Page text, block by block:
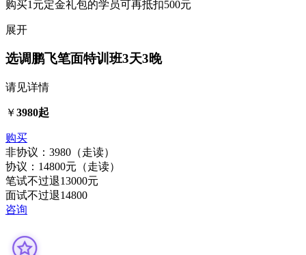
购买1元定金礼包的学员可再抵扣500元
展开
选调鹏飞笔面特训班3天3晚
请见详情
￥3980起
购买
非协议：3980（走读）
协议：14800元（走读）
笔试不过退13000元
面试不过退14800
咨询